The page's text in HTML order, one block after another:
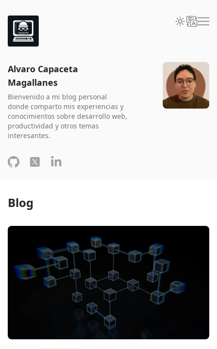
Alvaro Capaceta
Magallanes
Bienvenido a mi blog personal
donde comparto mis experiencias y
conocimientos sobre desarrollo web,
productividad y otros temas
interesantes.
Blog